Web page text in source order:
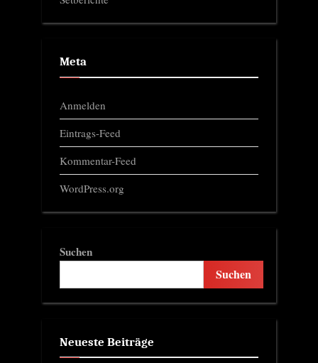
Meta
Anmelden
Eintrags-Feed
Kommentar-Feed
WordPress.org
Suchen
Suchen
Neueste Beiträge